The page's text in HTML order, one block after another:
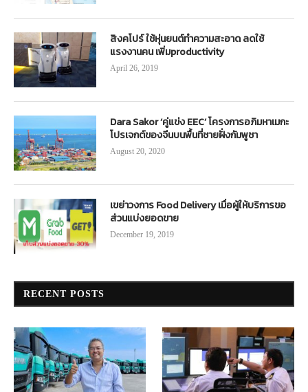
สิงคโปร์ ใช้หุ่นยนต์ทำความสะอาด ลดใช้
แรงงานคน เพิ่มproductivity
April 26, 2019
Dara Sakor ‘คู่แข่ง EEC’ โครงการอภิมหาเมกะ
โปรเจกต์ของจีนบนพื้นที่ชายฝั่งกัมพูชา
August 20, 2020
เขย่าวงการ Food Delivery เมื่อผู้ให้บริการขอ
ส่วนแบ่งยอดขาย
December 19, 2019
RECENT POSTS